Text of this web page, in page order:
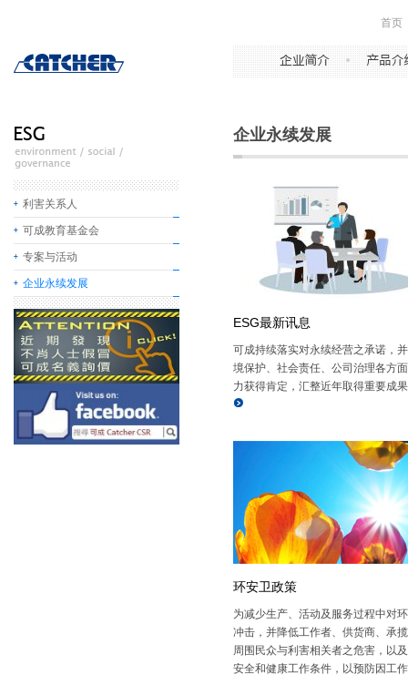
利害关系人
可成教育基金会
专案与活动
企业永续发展
企业永续发展
ESG最新讯息
可成持续落实对永续经营之承诺，
境保护、社会责任、公司治理各方
力获得肯定，汇整近年取得重要成
环安卫政策
为减少生产、活动及服务过程中对
冲击，并降低工作者、供货商、承
周围民众与利害相关者之危害，以
安全和健康工作条件，以预防因工
首页